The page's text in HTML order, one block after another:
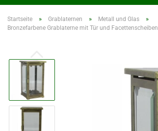
Startseite » Grablaternen » Metall und Glas »
Bronzefarbene Grablaterne mit Tür und Facettenscheiben